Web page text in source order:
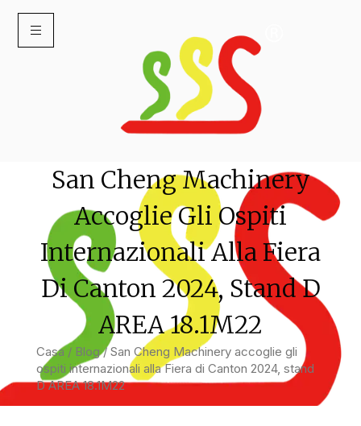
San Cheng Machinery
Accoglie Gli Ospiti
Internazionali Alla Fiera
Di Canton 2024, Stand D
AREA 18.1M22
Casa/ Blog/ San Cheng Machinery accoglie gli
ospiti internazionali alla Fiera di Canton 2024, stand
D AREA 18.1M22